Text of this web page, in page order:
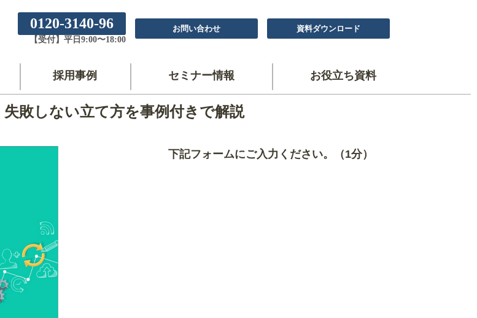
0120-3140-96
【受付】平日9:00〜18:00
お問い合わせ 資料ダウンロード
採用事例 セミナー情報 お役立ち資料
失敗しない立て方を事例付きで解説
下記フォームにご入力ください。（1分）